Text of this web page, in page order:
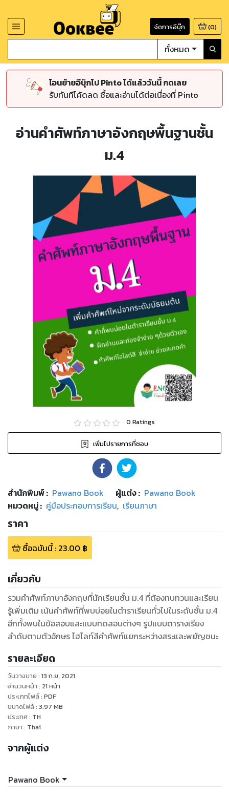
จัดการอีบุ๊ก (0)
ทั้งหมด
โอนย้ายอีบุ๊กไป Pinto ได้แล้ววันนี้ กดเลย
รับทันทีโค้ดลด ซื้อและอ่านได้ต่อเนื่องที่ Pinto
อ่านคำศัพท์ภาษาอังกฤษพื้นฐานชั้น
ม.4
0 Ratings
เพิ่มไปรายการที่ชอบ
สำนักพิมพ์: Pawano Book ผู้แต่ง : Pawano Book
หมวดหมู่: คู่มือประกอบการเรียน, เรียนภาษา
ราคา
ซื้อฉบับนี้: 23.00 ฿
เกี่ยวกับ
รวมคำศัพท์ภาษาอังกฤษที่นักเรียนชั้น ม.4 ที่ต้องทบทวนและเรียน
รู้เพิ่มเติม เน้นคำศัพท์ที่พบบ่อยในตำราเรียนทั่วไปในระดับชั้น ม.4
อีกทั้งพบในข้อสอบและแบบทดสอบต่างๆ รูปแบบตารางเรียง
ลำดับตามตัวอักษร ไฮไลท์สีคำศัพท์แยกระหว่างสระและพยัญชนะ
รายละเอียด
วันวางขาย : 13 ก.ย. 2021
จำนวนหน้า : 21 หน้า
ประเภทไฟล์: PDF
ขนาดไฟล์: 3.97 MB
ประเทศ: TH
ภาษา : Thai
จากผู้แต่ง
Pawano Book